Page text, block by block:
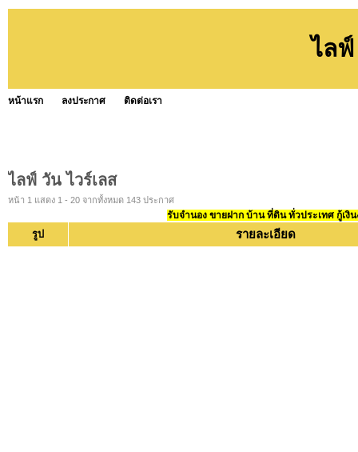
ไลฟ์
หน้าแรก ลงประกาศ ติดต่อเรา
ไลฟ์ วัน ไวร์เลส
หน้า 1 แสดง 1 - 20 จากทั้งหมด 143 ประกาศ
รับจำนอง ขายฝาก บ้าน ที่ดิน ทั่วประเทศ กู้เงิ
รูป รายละเอียด